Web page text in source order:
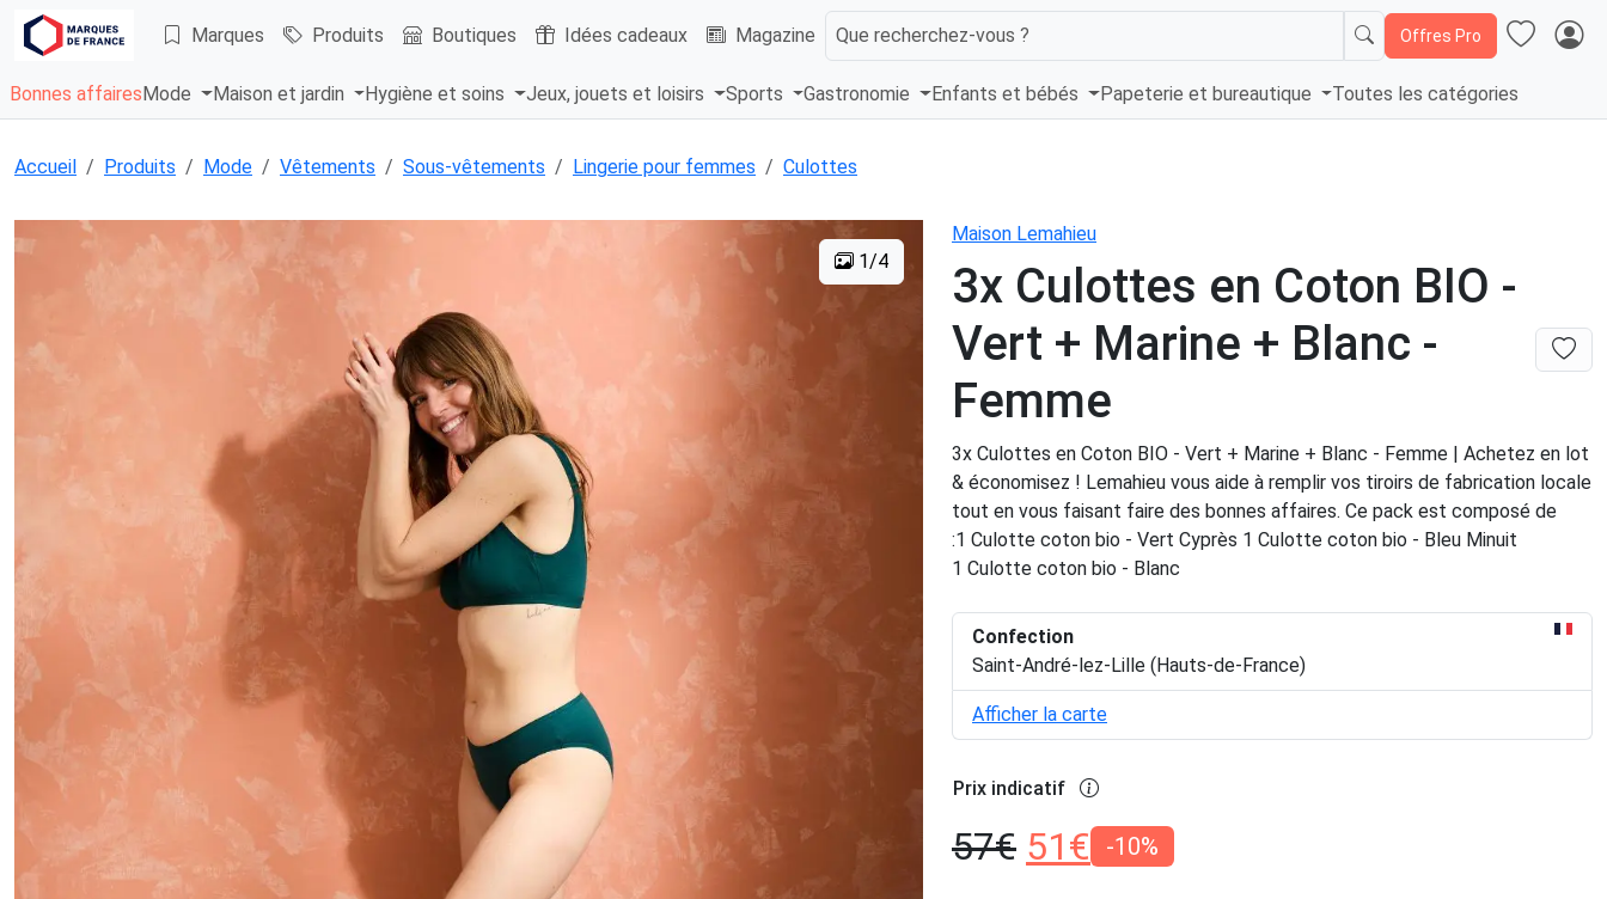
Marques Produits Boutiques Idées cadeaux Magazine Que recherchez-vous ? Offres Pro
Bonnes affaires Mode Maison et jardin Hygiène et soins Jeux, jouets et loisirs Sports Gastronomie Enfants et bébés Papeterie et bureautique Toutes les catégories
Accueil Produits Mode Vêtements Sous-vêtements Lingerie pour femmes Culottes
1/4
Maison Lemahieu
3x Culottes en Coton BIO -
Vert + Marine + Blanc -
Femme
3x Culottes en Coton BIO - Vert + Marine + Blanc - Femme | Achetez en lot
& économisez ! Lemahieu vous aide à remplir vos tiroirs de fabrication locale
tout en vous faisant faire des bonnes affaires. Ce pack est composé de
:1 Culotte coton bio - Vert Cyprès 1 Culotte coton bio - Bleu Minuit
1 Culotte coton bio - Blanc
Confection
Saint-André-lez-Lille (Hauts-de-France)
Afficher la carte
Prix indicatif
57€ 51€ -10%